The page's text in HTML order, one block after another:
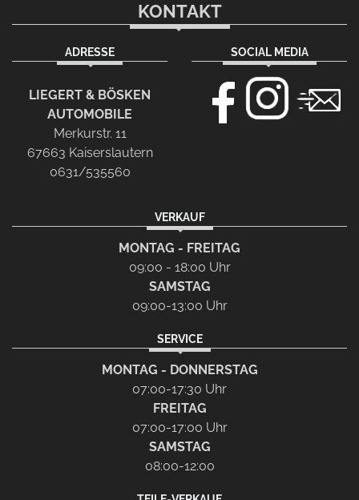
KONTAKT
ADRESSE
LIEGERT & BÖSKEN
AUTOMOBILE
Merkurstr. 11
67663 Kaiserslautern
0631/535560
SOCIAL MEDIA
VERKAUF
MONTAG - FREITAG
09:00 - 18:00 Uhr
SAMSTAG
09:00-13:00 Uhr
SERVICE
MONTAG - DONNERSTAG
07:00-17:30 Uhr
FREITAG
07:00-17:00 Uhr
SAMSTAG
08:00-12:00